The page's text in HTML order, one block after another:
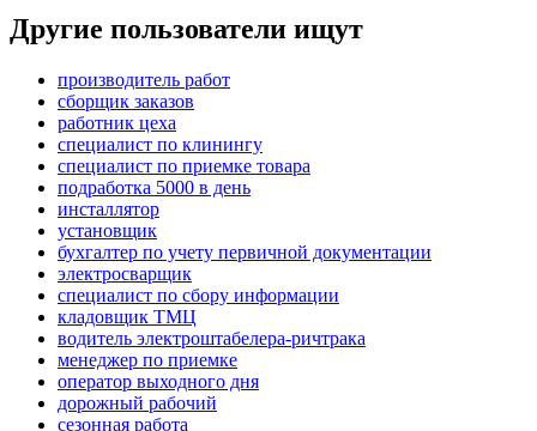
Другие пользователи ищут
производитель работ
сборщик заказов
работник цеха
специалист по клинингу
специалист по приемке товара
подработка 5000 в день
инсталлятор
установщик
бухгалтер по учету первичной документации
электросварщик
специалист по сбору информации
кладовщик ТМЦ
водитель электроштабелера-ричтрака
менеджер по приемке
оператор выходного дня
дорожный рабочий
сезонная работа